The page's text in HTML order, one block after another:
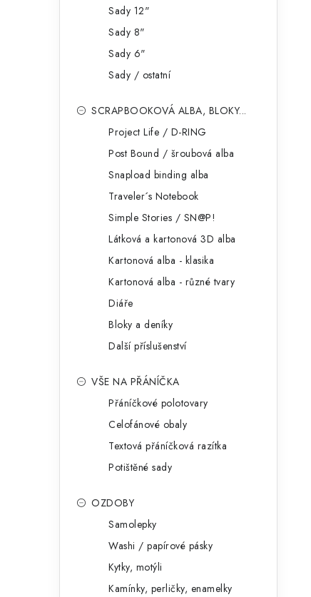
Sady 12"
Sady 8"
Sady 6"
Sady / ostatní
SCRAPBOOKOVÁ ALBA, BLOKY...
Project Life / D-RING
Post Bound / šroubová alba
Snapload binding alba
Traveler´s Notebook
Simple Stories / SN@P!
Látková a kartonová 3D alba
Kartonová alba - klasika
Kartonová alba - různé tvary
Diáře
Bloky a deníky
Další příslušenství
VŠE NA PŘÁNÍČKA
Přáníčkové polotovary
Celofánové obaly
Textová přáníčková razítka
Potištěné sady
OZDOBY
Samolepky
Washi / papírové pásky
Kytky, motýli
Kamínky, perličky, enamelky